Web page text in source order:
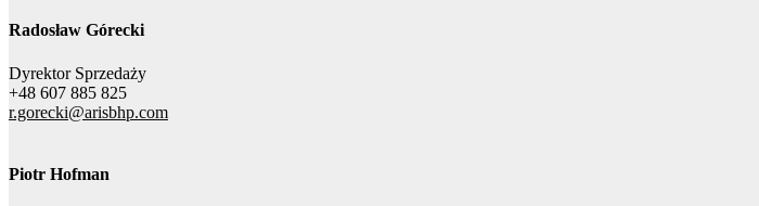
Radosław Górecki
Dyrektor Sprzedaży
+48 607 885 825
r.gorecki@arisbhp.com
Piotr Hofman